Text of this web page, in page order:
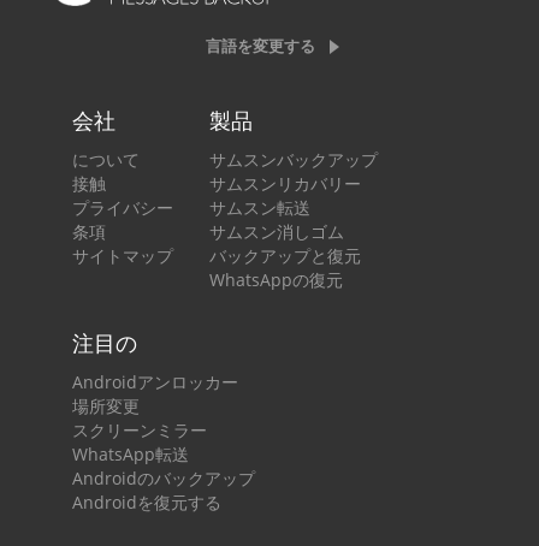
言語を変更する
会社
について
接触
プライバシー
条項
サイトマップ
製品
サムスンバックアップ
サムスンリカバリー
サムスン転送
サムスン消しゴム
バックアップと復元
WhatsAppの復元
注目の
Androidアンロッカー
場所変更
スクリーンミラー
WhatsApp転送
Androidのバックアップ
Androidを復元する